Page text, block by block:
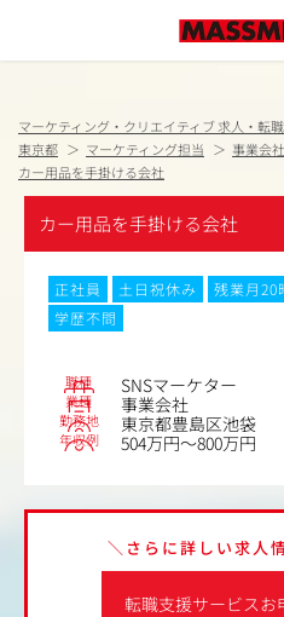
マーケティング・クリエイティブ 求人・転
東京都
マーケティング担当 事業会社
カー用品を手掛ける会社
カー用品を手掛ける会社
正社員 土日祝休み 残業月20
学歴不問
職種 SNSマーケター
業種 事業会社
勤務地 東京都豊島区池袋
年収例 504万円～800万円
転職支援サービスお
＼さらに詳しい求人